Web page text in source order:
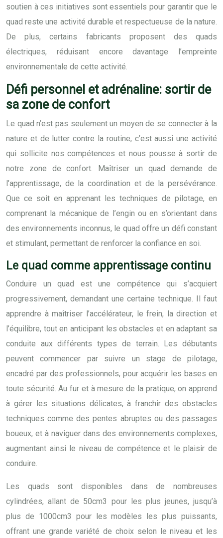
soutien à ces initiatives sont essentiels pour garantir que le
quad reste une activité durable et respectueuse de la nature.
De plus, certains fabricants proposent des quads
électriques, réduisant encore davantage l’empreinte
environnementale de cette activité.
Défi personnel et adrénaline: sortir de
sa zone de confort
Le quad n’est pas seulement un moyen de se connecter à la
nature et de lutter contre la routine, c’est aussi une activité
qui sollicite nos compétences et nous pousse à sortir de
notre zone de confort. Maîtriser un quad demande de
l’apprentissage, de la coordination et de la persévérance.
Que ce soit en apprenant les techniques de pilotage, en
comprenant la mécanique de l’engin ou en s’orientant dans
des environnements inconnus, le quad offre un défi constant
et stimulant, permettant de renforcer la confiance en soi.
Le quad comme apprentissage continu
Conduire un quad est une compétence qui s’acquiert
progressivement, demandant une certaine technique. Il faut
apprendre à maîtriser l’accélérateur, le frein, la direction et
l’équilibre, tout en anticipant les obstacles et en adaptant sa
conduite aux différents types de terrain. Les débutants
peuvent commencer par suivre un stage de pilotage,
encadré par des professionnels, pour acquérir les bases en
toute sécurité. Au fur et à mesure de la pratique, on apprend
à gérer les situations délicates, à franchir des obstacles
techniques comme des pentes abruptes ou des passages
boueux, et à naviguer dans des environnements complexes,
augmentant ainsi le niveau de compétence et le plaisir de
conduire.
Les quads sont disponibles dans de nombreuses
cylindrées, allant de 50cm3 pour les plus jeunes, jusqu’à
plus de 1000cm3 pour les modèles les plus puissants,
offrant une grande variété de choix selon le niveau et les